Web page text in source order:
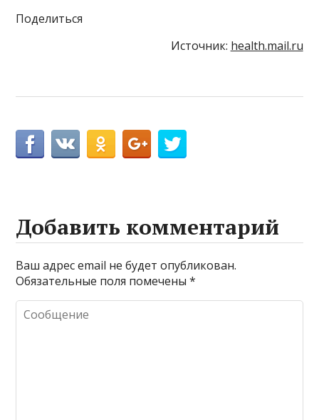
Поделиться
Источник: health.mail.ru
Добавить комментарий
Ваш адрес email не будет опубликован.
Обязательные поля помечены*